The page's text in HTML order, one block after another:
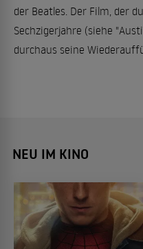
der Beatles. Der Film, der
Sechzigerjahre (siehe
durchaus seine
NEU IM KINO